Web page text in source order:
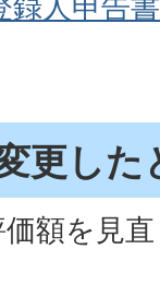
更した
額を見